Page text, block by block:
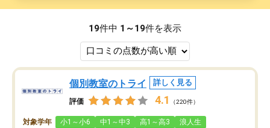
19件中 1～19件を表示
個別教室のトライ 詳しく見る
評価 4.1 （220件）
対象学年 小1～小6 中1～中3 高1～高3 浪人生